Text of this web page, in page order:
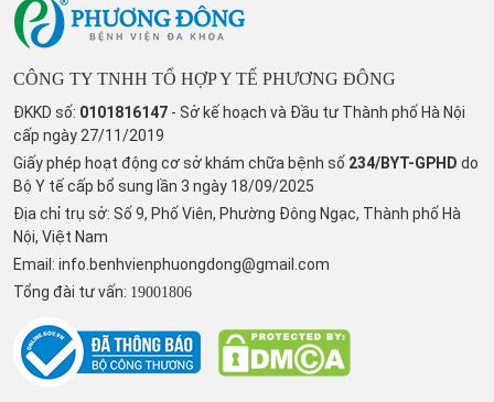
CÔNG TY TNHH TỔ HỢP Y TẾ PHƯƠNG ĐÔNG
ĐKKD số: 0101816147 - Sở kế hoạch và Đầu tư Thành phố Hà Nội
cấp ngày 27/11/2019
Giấy phép hoạt động cơ sở khám chữa bệnh số 234/BYT-GPHD do
Bộ Y tế cấp bổ sung lần 3 ngày 18/09/2025
Địa chỉ trụ sở: Số 9, Phố Viên, Phường Đông Ngạc, Thành phố Hà
Nội, Việt Nam
Email: info.benhvienphuongdong@gmail.com
Tổng đài tư vấn: 19001806